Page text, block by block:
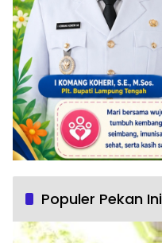
Populer Pekan Ini